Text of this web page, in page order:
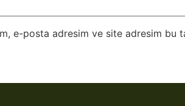
e-posta adresim ve site adresim bu